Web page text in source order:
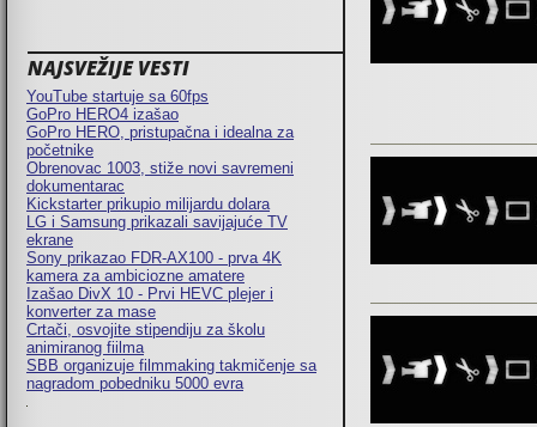
NAJSVEŽIJE VESTI
YouTube startuje sa 60fps
GoPro HERO4 izašao
GoPro HERO, pristupačna i idealna za
početnike
Obrenovac 1003, stiže novi savremeni
dokumentarac
Kickstarter prikupio milijardu dolara
LG i Samsung prikazali savijajuće TV
ekrane
Sony prikazao FDR-AX100 - prva 4K
kamera za ambiciozne amatere
Izašao DivX 10 - Prvi HEVC plejer i
konverter za mase
Crtači, osvojite stipendiju za školu
animiranog fiilma
SBB organizuje filmmaking takmičenje sa
nagradom pobedniku 5000 evra